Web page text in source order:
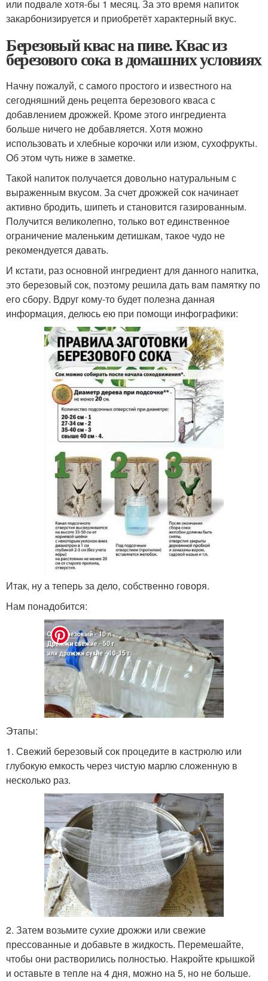
или подвале хотя-бы 1 месяц. За это время напиток
закарбонизируется и приобретёт характерный вкус.
Березовый квас на пиве. Квас из
березового сока в домашних условиях
Начну пожалуй, с самого простого и известного на
сегодняшний день рецепта березового кваса с
добавлением дрожжей. Кроме этого ингредиента
больше ничего не добавляется. Хотя можно
использовать и хлебные корочки или изюм, сухофрукты.
Об этом чуть ниже в заметке.
Такой напиток получается довольно натуральным с
выраженным вкусом. За счет дрожжей сок начинает
активно бродить, шипеть и становится газированным.
Получится великолепно, только вот единственное
ограничение маленьким детишкам, такое чудо не
рекомендуется давать.
И кстати, раз основной ингредиент для данного напитка,
это березовый сок, поэтому решила дать вам памятку по
его сбору. Вдруг кому-то будет полезна данная
информация, делюсь ею при помощи инфографики:
Итак, ну а теперь за дело, собственно говоря.
Нам понадобится:
Этапы:
1. Свежий березовый сок процедите в кастрюлю или
глубокую емкость через чистую марлю сложенную в
несколько раз.
2. Затем возьмите сухие дрожжи или свежие
прессованные и добавьте в жидкость. Перемешайте,
чтобы они растворились полностью. Накройте крышкой
и оставьте в тепле на 4 дня, можно на 5, но не больше.